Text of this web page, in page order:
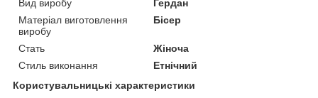
Вид виробу
Гердан
Матеріал виготовлення
виробу
Бісер
Стать
Жіноча
Стиль виконання
Етнічний
Користувальницькі характеристики